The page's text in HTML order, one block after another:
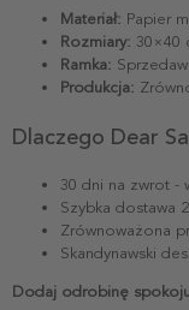
Materiał: Papier
Rozmiary: 30×40
Ramka:
Produkcja:
Dlaczego Dear
30 dni na zwrot -
Szybka dostawa
Zrównoważona
Skandynawski
Dodaj odrobinę